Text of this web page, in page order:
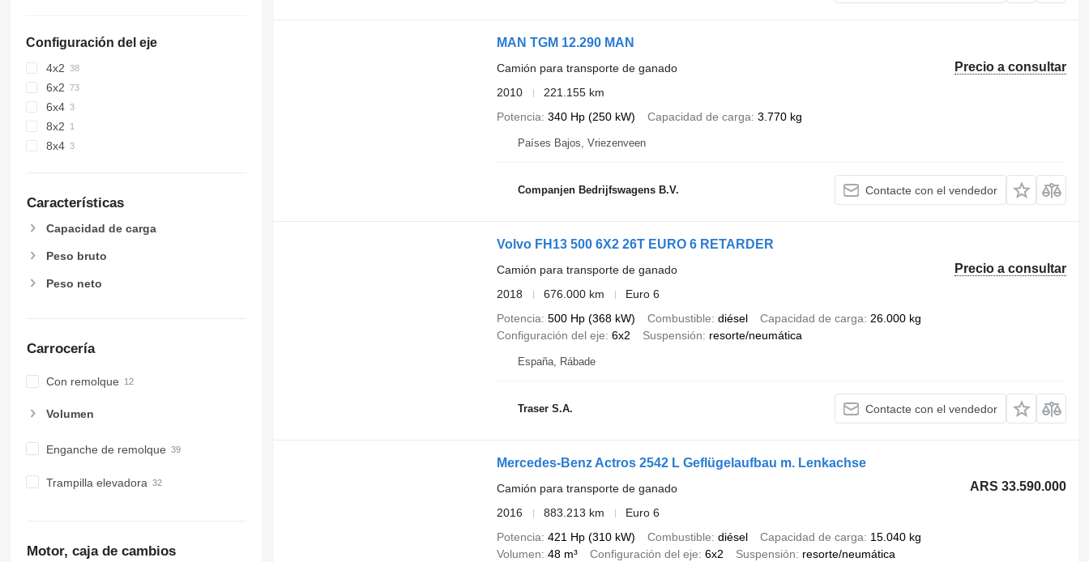
Configuración del eje
4x2
6x2
6x4
8x2
8x4
Características
Capacidad de carga
Peso bruto
Peso neto
Carrocería
Con remolque
Volumen
Enganche de remolque
Trampilla elevadora
Motor, caja de cambios
MAN TGM 12.290 MAN
Precio a consultar
Camión para transporte de ganado
2010
221.155 km
Potencia 340 Hp (250 kW) Capacidad de carga 3.770 kg
Países Bajos, Vriezenveen
Companjen Bedrijfswagens B.V. Contacte con el vendedor
Volvo FH13 500 6X2 26T EURO 6 RETARDER
Precio a consultar
Camión para transporte de ganado
2018
676.000 km
Euro 6
Potencia 500 Hp (368 kW) Combustible diésel Capacidad de carga 26.000 kg
Configuración del eje 6x2 Suspensión resorte/neumática
España, Rábade
Traser S.A. Contacte con el vendedor
Mercedes-Benz Actros 2542 L Geflügelaufbau m. Lenkachse
ARS 33.590.000
Camión para transporte de ganado
2016
883.213 km
Euro 6
Potencia 421 Hp (310 kW) Combustible diésel Capacidad de carga 15.040 kg
Volumen 48 m³ Configuración del eje 6x2 Suspensión resorte/neumática